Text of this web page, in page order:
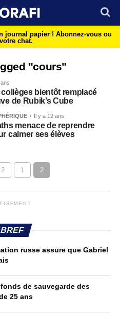
journal papier ! Abonnez-vous ou
chat.
"cours"
collèges bientôt remplacé
de Rubik’s Cube
Il y a 12 ans
menace de reprendre
calmer ses élèves
1 2
russe assure que Gabriel
de sauvegarde des
25 ans